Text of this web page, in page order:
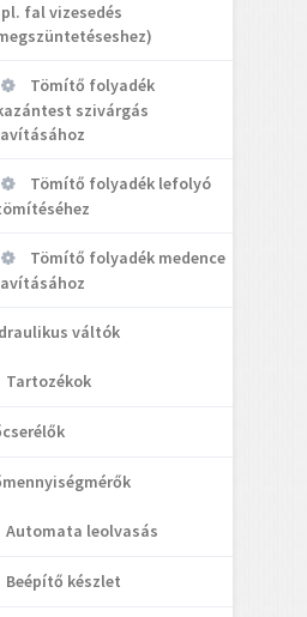
fal vizesedés
Tömítő folyadék
szivárgás
Tömítő folyadék lefolyó
Tömítő folyadék medence
váltók
Tartozékok
Automata leolvasás
Beépítő készlet